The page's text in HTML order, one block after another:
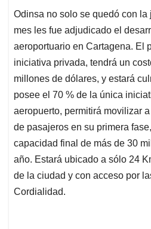
Odinsa no solo se quedó con la
mes les fue adjudicado el
aeroportuario en Cartagena. El
iniciativa privada, tendrá un
millones de dólares, y estará
posee el 70 % de la única
aeropuerto, permitirá movilizar
de pasajeros en su primera
capacidad final de más de 30
año. Estará ubicado a sólo 24
de la ciudad y con acceso por
Cordialidad.